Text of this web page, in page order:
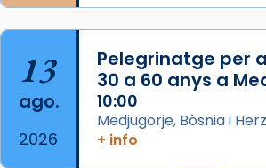
13
ago.
2026
Pelegrinatge per
30 a 60 anys a
10:00
Medjugorje, Bòsnia i
+ info